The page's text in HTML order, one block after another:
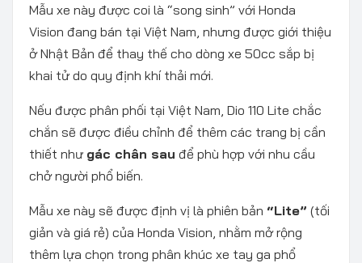
Mẫu xe này được coi là “song sinh” với Honda
Vision đang bán tại Việt Nam, nhưng được giới thiệu
ở Nhật Bản để thay thế cho dòng xe 50cc sắp bị
khai tử do quy định khí thải mới.
Nếu được phân phối tại Việt Nam, Dio 110 Lite chắc
chắn sẽ được điều chỉnh để thêm các trang bị cần
thiết như gác chân sau để phù hợp với nhu cầu
chở người phổ biến.
Mẫu xe này sẽ được định vị là phiên bản “Lite” (tối
giản và giá rẻ) của Honda Vision, nhằm mở rộng
thêm lựa chọn trong phân khúc xe tay ga phổ